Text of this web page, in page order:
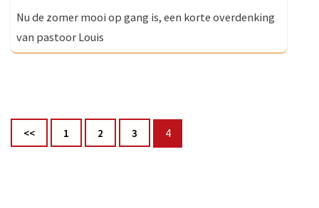
Nu de zomer mooi op gang is, een korte overdenking
van pastoor Louis
Berichten
paginering
<< Pagina
1 Pagina
2 Pagina
3 Pagina
4